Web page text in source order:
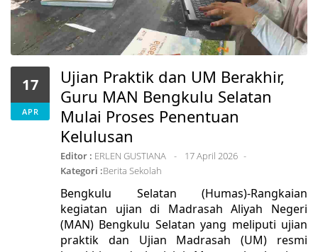
17
APR
Ujian Praktik dan UM Berakhir,
Guru MAN Bengkulu Selatan
Mulai Proses Penentuan
Kelulusan
Editor : ERLEN GUSTIANA
17 April 2026
Kategori :Berita Sekolah
Bengkulu Selatan (Humas)-Rangkaian
kegiatan ujian di Madrasah Aliyah Negeri
(MAN) Bengkulu Selatan yang meliputi ujian
praktik dan Ujian Madrasah (UM) resmi